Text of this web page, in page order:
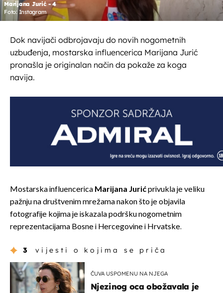
Marijana Jurić - 4
Foto: Instagram
Dok navijači odbrojavaju do novih nogometnih
uzbuđenja, mostarska influencerica Marijana Jurić
pronašla je originalan način da pokaže za koga
navija.
Mostarska influencerica Marijana Jurićprivukla je veliku
pažnju na društvenim mrežama nakon što je objavila
fotografije kojima je iskazala podršku nogometnim
reprezentacijama Bosne i Hercegovine i Hrvatske.
3 vijesti o kojima se priča
ČUVA USPOMENU NA NJEGA
Njezinog oca obožavala je